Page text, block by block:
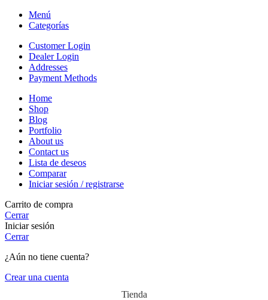
Menú
Categorías
Customer Login
Dealer Login
Addresses
Payment Methods
Home
Shop
Blog
Portfolio
About us
Contact us
Lista de deseos
Comparar
Iniciar sesión / registrarse
Carrito de compra
Cerrar
Iniciar sesión
Cerrar
¿Aún no tiene cuenta?
Crear una cuenta
Tienda